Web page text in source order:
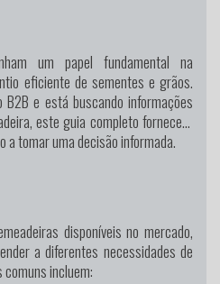
um papel fundamental na
eficiente de sementes e grãos.
e está buscando informações
este guia completo fornecerá
tomar uma decisão informada.
disponíveis no mercado,
a diferentes necessidades de
incluem: